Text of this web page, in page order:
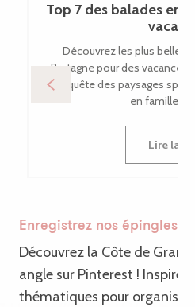
Top 7 des balades en
Découvrez les plus belles
Bretagne pour des vacances
conquête des paysages
en famille et
Lire la
Enregistrez nos épingles
Découvrez la Côte de Granit
angle sur Pinterest !
thématiques pour organiser